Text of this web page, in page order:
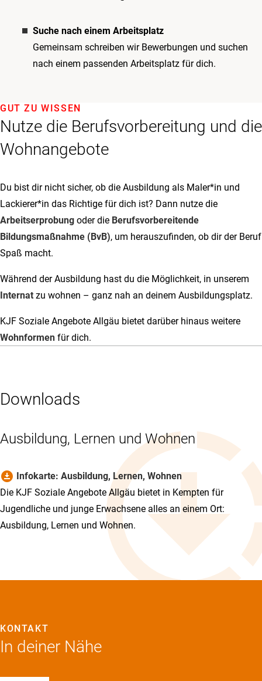
Suche nach einem Arbeitsplatz
Gemeinsam schreiben wir Bewerbungen und suchen
nach einem passenden Arbeitsplatz für dich.
Nutze die Berufsvorbereitung und die
Wohnangebote
GUT ZU WISSEN
Du bist dir nicht sicher, ob die Ausbildung als Maler*in und
Lackierer*in das Richtige für dich ist? Dann nutze die
Arbeitserprobung oder die Berufsvorbereitende
Bildungsmaßnahme (BvB), um herauszufinden, ob dir der Beruf
Spaß macht.
Während der Ausbildung hast du die Möglichkeit, in unserem
Internat zu wohnen – ganz nah an deinem Ausbildungsplatz.
KJF Soziale Angebote Allgäu bietet darüber hinaus weitere
Wohnformen für dich.
Downloads
Ausbildung, Lernen und Wohnen
download_for_offline Infokarte: Ausbildung, Lernen, Wohnen
Die KJF Soziale Angebote Allgäu bietet in Kempten für
Jugendliche und junge Erwachsene alles an einem Ort:
Ausbildung, Lernen und Wohnen.
In deiner Nähe
KONTAKT